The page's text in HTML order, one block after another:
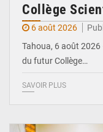
Collège
6 août 2026
Tahoua, 6 août 2026
du futur Collège…
SAVOIR PLUS